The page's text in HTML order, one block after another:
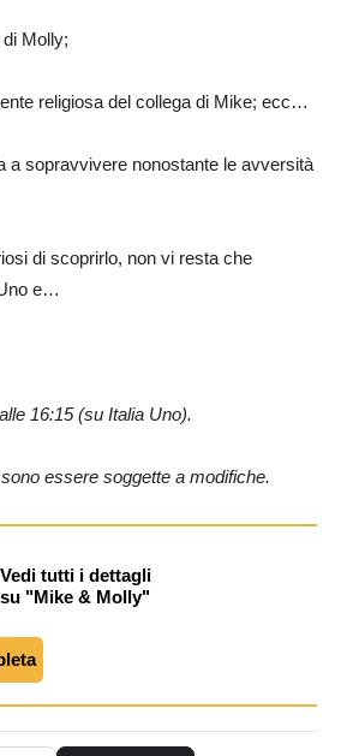
Molly;
religiosa del collega di Mike; ecc…
a sopravvivere nonostante le avversità
di scoprirlo, non vi resta che
e…
16:15 (su Italia Uno).
essere soggette a modifiche.
Vedi tutti i dettagli
su "Mike & Molly"